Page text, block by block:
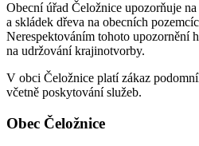
Obecní úřad Čeložnice upozorňuje
a skládek dřeva na obecních
Nerespektováním tohoto upozornění
na udržování krajinotvorby.
V obci Čeložnice platí zákaz
včetně poskytování služeb.
Obec Čeložnice